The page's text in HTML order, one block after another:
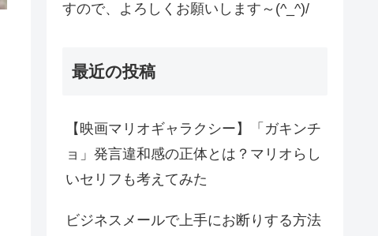
すので、よろしくお願いします～(^_^)/
最近の投稿
【映画マリオギャラクシー】「ガキンチ
ョ」発言違和感の正体とは？マリオらし
いセリフも考えてみた
ビジネスメールで上手にお断りする方法